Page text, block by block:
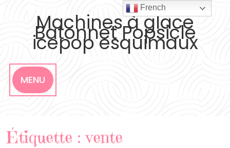
Machines à glace
Batonnet Popsicle
icepop esquimaux
MENU
Étiquette :vente
French